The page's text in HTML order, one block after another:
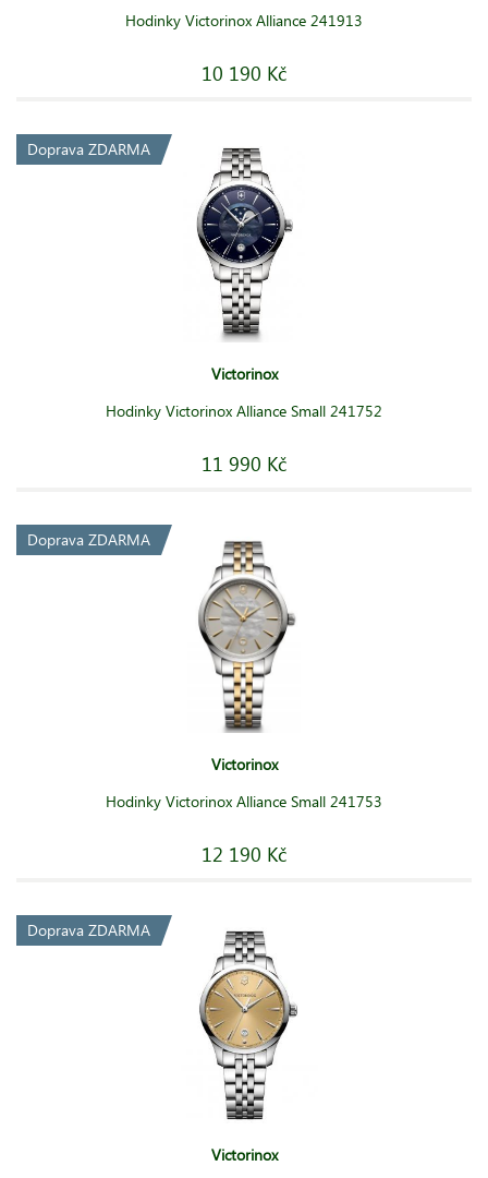
Hodinky Victorinox Alliance 241913
10 190 Kč
Doprava ZDARMA
Victorinox
Hodinky Victorinox Alliance Small 241752
11 990 Kč
Doprava ZDARMA
Victorinox
Hodinky Victorinox Alliance Small 241753
12 190 Kč
Doprava ZDARMA
Victorinox